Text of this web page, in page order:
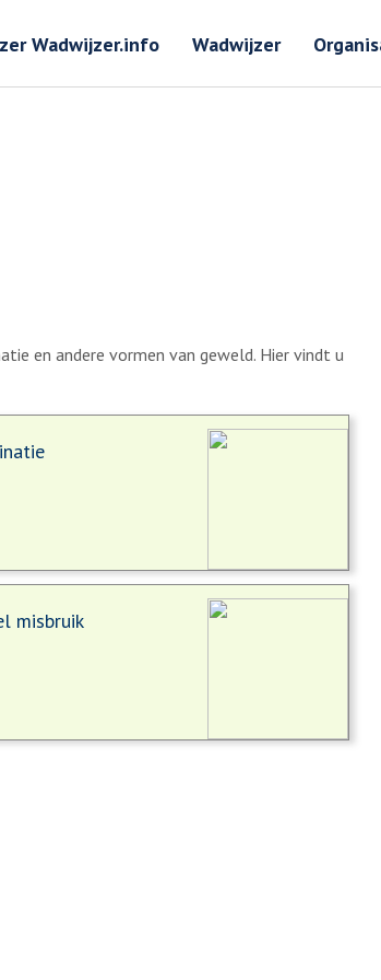
Wadwijzer.info Wadwijzer
en andere vormen van geweld. Hier vindt u
misbruik